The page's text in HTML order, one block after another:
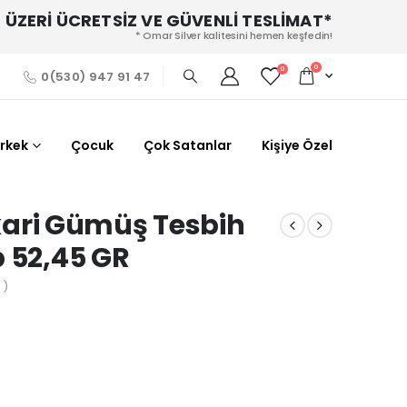
ÜCRETSİZ VE GÜVENLİ TESLİMAT*
* Omar Silver kalitesini hemen keşfedin!
0(530) 947 91 47 0 0
Çocuk Çok Satanlar Kişiye Özel
Gümüş Tesbih
GR
)